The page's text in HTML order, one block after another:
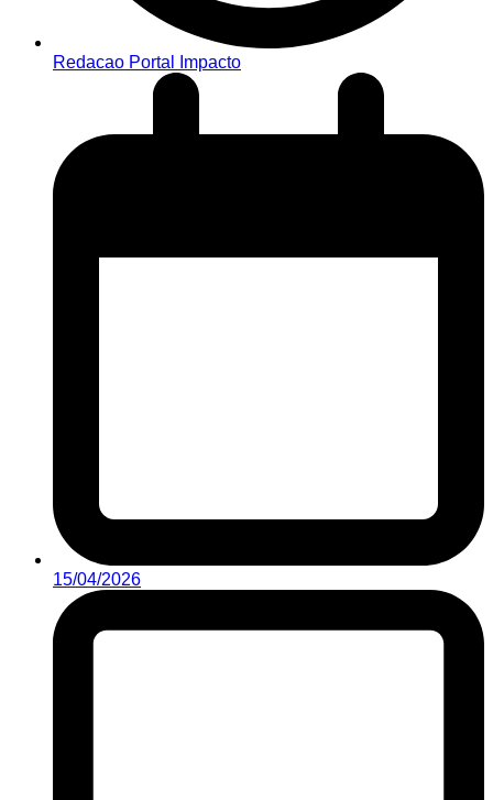
Redacao Portal Impacto
15/04/2026